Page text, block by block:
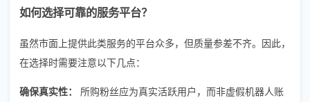
如何选择可靠的服务平台？
虽然市面上提供此类服务的平台众多，但质量参差不齐。因此，
在选择时需要注意以下几点：
确保真实性：
所购粉丝应为真实活跃用户，而非虚假机器人账